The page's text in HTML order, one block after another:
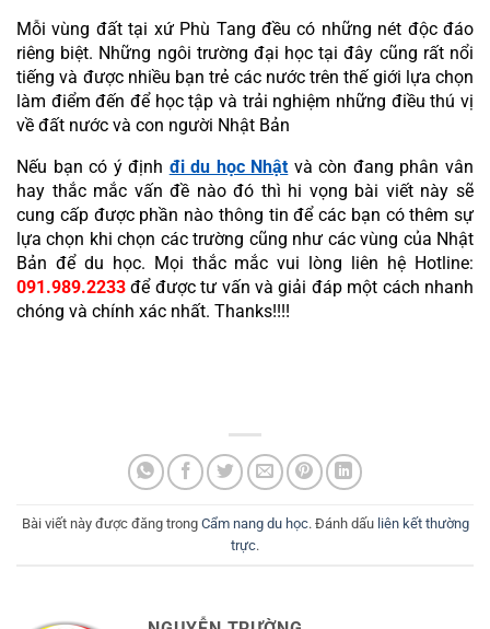
Mỗi vùng đất tại xứ Phù Tang đều có những nét độc đáo
riêng biệt. Những ngôi trường đại học tại đây cũng rất nổi
tiếng và được nhiều bạn trẻ các nước trên thế giới lựa chọn
làm điểm đến để học tập và trải nghiệm những điều thú vị
về đất nước và con người Nhật Bản
Nếu bạn có ý định đi du học Nhật và còn đang phân vân
hay thắc mắc vấn đề nào đó thì hi vọng bài viết này sẽ
cung cấp được phần nào thông tin để các bạn có thêm sự
lựa chọn khi chọn các trường cũng như các vùng của Nhật
091.989.2233 để được tư vấn và giải đáp một cách nhanh
chóng và chính xác nhất. Thanks!!!!
Bài viết này được đăng trong Cẩm nang du học. Đánh dấu liên kết thường
trực.